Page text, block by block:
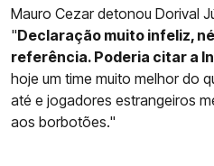
Mauro Cezar detonou Dorival
"Declaração muito infeliz,
referência. Poderia citar a
hoje um time muito melhor do
até e jogadores estrangeiros
aos borbotões."